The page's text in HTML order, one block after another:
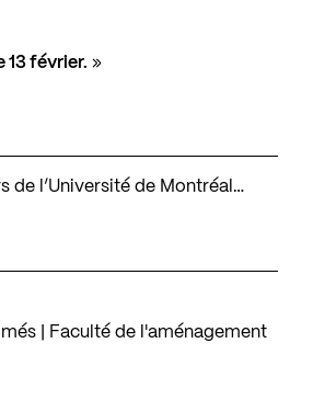
13 février. »
de l’Université de Montréal…
| Faculté de l'aménagement